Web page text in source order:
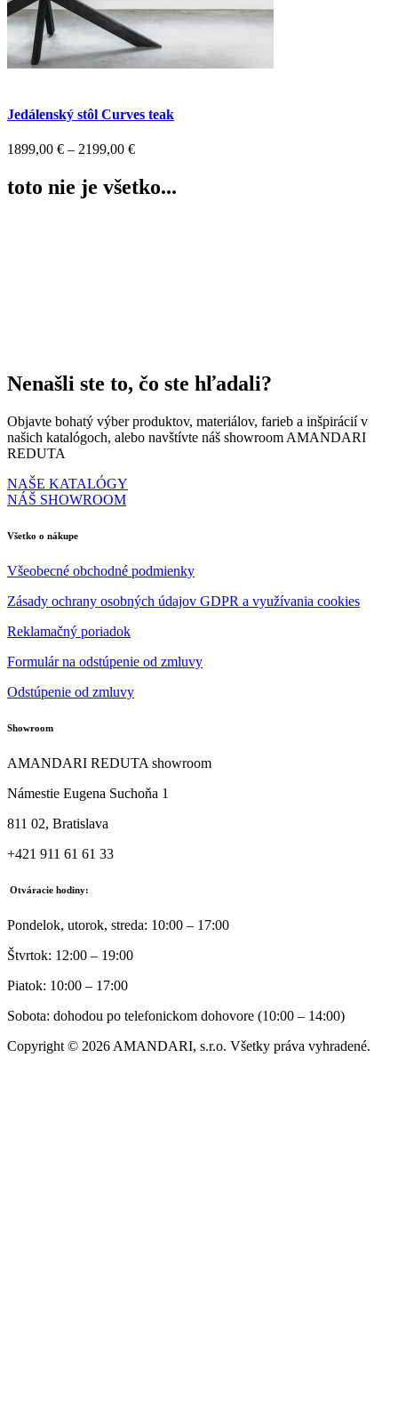
Jedálenský stôl Curves teak
1899,00 € – 2199,00 €Price
1899,00 €
through
toto nie je všetko...
Nenašli ste to, čo ste hľadali?
Objavte bohatý výber produktov, materiálov, farieb a inšpirácií v
našich katalógoch, alebo navštívte náš showroom AMANDARI
REDUTA
NAŠE KATALÓGY
NÁŠ SHOWROOM
Všetko o nákupe
Všeobecné obchodné podmienky
Zásady ochrany osobných údajov GDPR a využívania cookies
Reklamačný poriadok
Formulár na odstúpenie od zmluvy
Odstúpenie od zmluvy
Showroom
AMANDARI REDUTA showroom
Námestie Eugena Suchoňa 1
811 02, Bratislava
+421 911 61 61 33
Otváracie hodiny:
Pondelok, utorok, streda: 10:00 – 17:00
Štvrtok: 12:00 – 19:00
Piatok: 10:00 – 17:00
Sobota: dohodou po telefonickom dohovore (10:00 – 14:00)
Copyright © 2026 AMANDARI, s.r.o. Všetky práva vyhradené.